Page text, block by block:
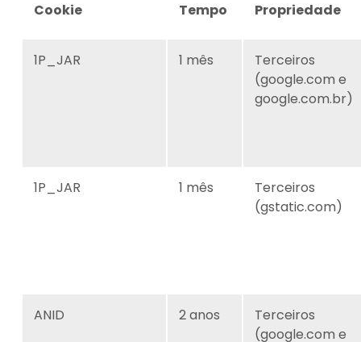
Cookie Tempo Propriedade
1P_JAR 1 mês
Terceiros
(google.com e
google.com.br)
1P_JAR 1 mês
Terceiros
(gstatic.com)
ANID 2 anos
Terceiros
(google.com e